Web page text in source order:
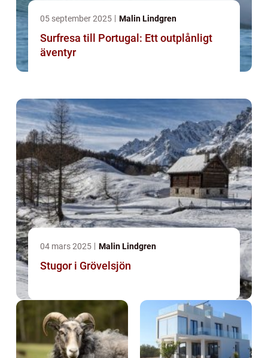
05 september 2025 Malin Lindgren
Surfresa till Portugal: Ett outplånligt
äventyr
04 mars 2025 Malin Lindgren
Stugor i Grövelsjön